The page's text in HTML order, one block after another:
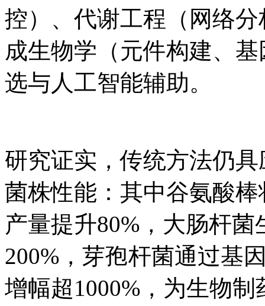
控）、代谢工程（网络
成生物学（元件构建、
选与人工智能辅助。
研究证实，传统方法仍
菌株性能：其中谷氨酸
产量提升80%，大肠杆
200%，芽孢杆菌通过基
增幅超1000%，为生物